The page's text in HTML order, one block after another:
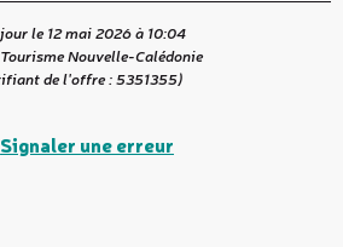
le 12 mai 2026 à 10:04
Nouvelle-Calédonie
de l'offre :5351355)
Signaler une erreur